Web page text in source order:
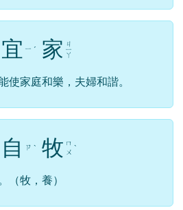
宜 ㄧ ˊ 家 ㄐ
ㄧ
ㄚ
使家庭和樂，夫婦和諧。
自 ㄗ ˋ 牧 ㄇ
ㄨ ˋ
（牧，養）